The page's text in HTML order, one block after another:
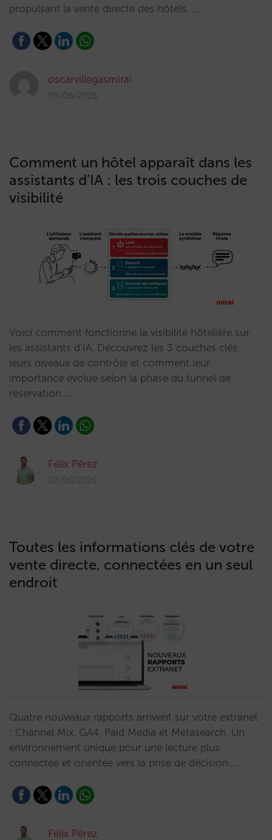
propulsant la vente directe des hôtels. …
oscarvillegasmirai
09/06/2026
Comment un hôtel apparaît dans les
assistants d’IA : les trois couches de
visibilité
Voici comment fonctionne la visibilité hôtelière sur
les assistants d’IA. Découvrez les 3 couches clés,
leurs niveaux de contrôle et comment leur
importance évolue selon la phase du tunnel de
réservation.…
Félix Pérez
02/06/2026
Toutes les informations clés de votre
vente directe, connectées en un seul
endroit
Quatre nouveaux rapports arrivent sur votre extranet
: Channel Mix, GA4, Paid Media et Metasearch. Un
environnement unique pour une lecture plus
connectée et orientée vers la prise de décision.…
Félix Pérez